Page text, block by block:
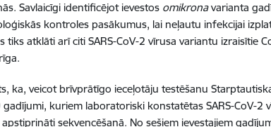
Savlaicīgi identificējot ievestos omikronavarianta
kontroles pasākumus, lai neļautu infekcijai
tiks atklāti arī citi SARS-CoV-2 vīrusa variantu
ka, veicot brīvprātīgo ieceļotāju testēšanu
gadījumi, kuriem laboratoriski konstatētas SARS-CoV-2
sekvencēšanā. No sešiem ievestajiem